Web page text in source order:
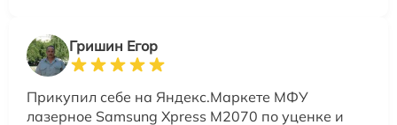
Гришин Егор
Прикупил себе на Яндекс.Маркете МФУ
лазерное Samsung Xpress M2070 по уценке и